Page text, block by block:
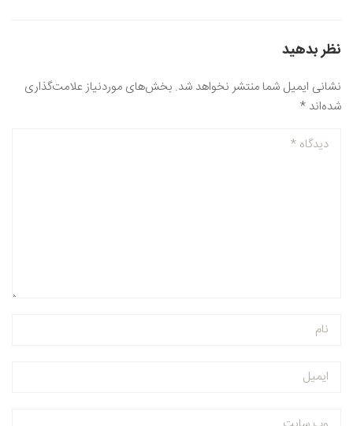
نظر بدهید
نشانی ایمیل شما منتشر نخواهد شد. بخش‌های موردنیاز علامت‌گذاری
شده‌اند *